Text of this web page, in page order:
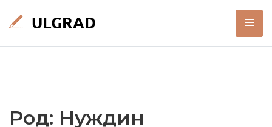
Род: Нуждин